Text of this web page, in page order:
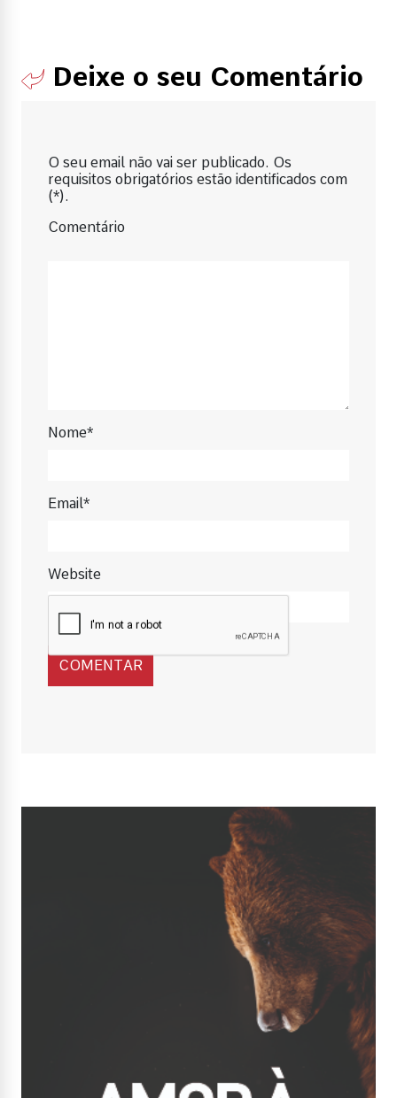
Deixe o seu Comentário
O seu email não vai ser publicado. Os
requisitos obrigatórios estão identificados com
(*).
Comentário
Nome*
Email*
Website